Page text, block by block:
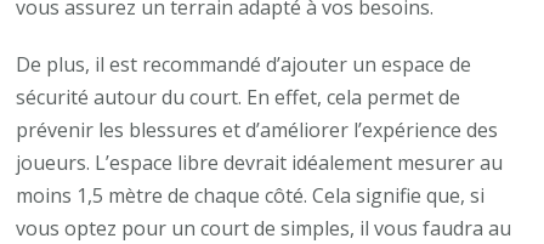
vous assurez un terrain adapté à vos besoins.
De plus, il est recommandé d’ajouter un espace de
sécurité autour du court. En effet, cela permet de
prévenir les blessures et d’améliorer l’expérience des
joueurs. L’espace libre devrait idéalement mesurer au
moins 1,5 mètre de chaque côté. Cela signifie que, si
vous optez pour un court de simples, il vous faudra au